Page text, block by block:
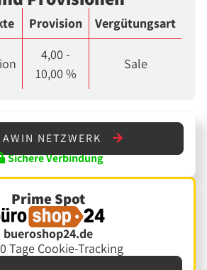
Provision Vergütungsart
4,00 -
10,00 %
Sale
NETZWERK
Sichere Verbindung
Prime Spot
bueroshop24.de
Tage Cookie-Tracking